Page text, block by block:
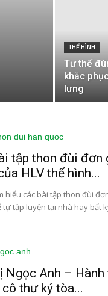
THỂ HÌNH
Tư thế
khắc
lưng
tập thon đùi đơn
HLV thể hình...
hiểu các bài tập thon đùi
tự tập luyện tại nhà hay bất
Ngọc Anh –
thư ký tòa...